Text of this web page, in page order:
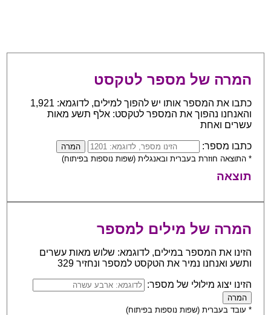
המרה של מספר לטקסט
כתבו את המספר אותו יש להפוך למילים, לדוגמא: 1,921
והאנחנו נהפוך את המספר לטקסט: אלף תשע מאות
עשרים ואחת
כתבו מספר:
* התוצאה חוזרת בעברית ובאנגלית (שפות נוספות בפיתוח)
תוצאה
המרה של מילים למספר
הזינו את המספר במילים, לדוגמא: שלוש מאות עשרים
ותשע ואנחנו נמיר את הטקסט למספר ונחזיר 329
הזינו יצוג מילולי של מספר:
* עובד בעברית (שפות נוספות בפיתוח)